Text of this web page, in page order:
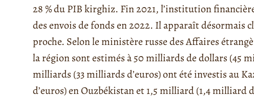
28 % du PIB kirghiz. Fin 2021, l’institution
des envois de fonds en 2022. Il apparaît désormais
proche. Selon le ministère russe des Affaires
la région sont estimés à 50 milliards de dollars (45
milliards (33 milliards d’euros) ont été investis au
d’euros) en Ouzbékistan et 1,5 milliard (1,4 milliard